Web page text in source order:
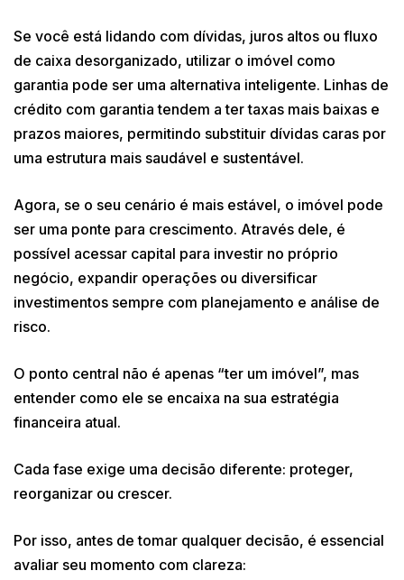
Se você está lidando com dívidas, juros altos ou fluxo
de caixa desorganizado, utilizar o imóvel como
garantia pode ser uma alternativa inteligente. Linhas de
crédito com garantia tendem a ter taxas mais baixas e
prazos maiores, permitindo substituir dívidas caras por
uma estrutura mais saudável e sustentável.
Agora, se o seu cenário é mais estável, o imóvel pode
ser uma ponte para crescimento. Através dele, é
possível acessar capital para investir no próprio
negócio, expandir operações ou diversificar
investimentos sempre com planejamento e análise de
risco.
O ponto central não é apenas “ter um imóvel”, mas
entender como ele se encaixa na sua estratégia
financeira atual.
Cada fase exige uma decisão diferente: proteger,
reorganizar ou crescer.
Por isso, antes de tomar qualquer decisão, é essencial
avaliar seu momento com clareza: